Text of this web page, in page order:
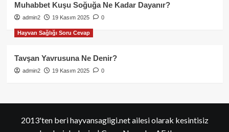
Muhabbet Kuşu Soğuğa Ne Kadar Dayanır?
admin2 19 Kasım 2025 0
Hayvan Sağlığı Soru Cevap
Tavşan Yavrusuna Ne Denir?
admin2 19 Kasım 2025 0
2013'ten beri hayvansagligi.net ailesi olarak kesintisiz